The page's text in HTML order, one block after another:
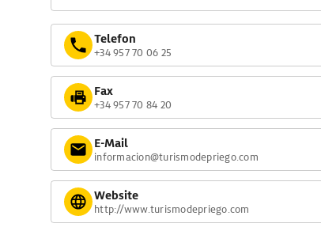
Telefon
+34 957 70 06 25
Fax
+34 957 70 84 20
E-Mail
informacion@turismodepriego.com
Website
http://www.turismodepriego.com